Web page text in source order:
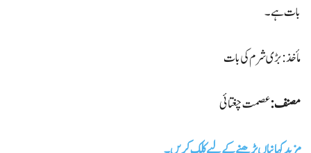
بات ہے۔
مأخذ : بڑی شرم کی بات
مصنف:عصمت چغتائی